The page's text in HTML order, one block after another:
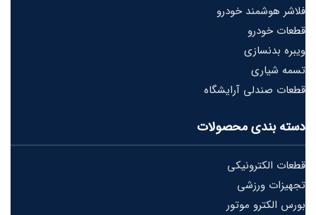
فلاشر هوشمند خودرو
قطعات خودرو
ویبره بدنسازی
تسمه شیاری
قطعات صندلی آرایشگاه
دسته بندی محصولات
قطعات الکترونیکی
تجهیزات ورزشی
بورس الکترو موتور